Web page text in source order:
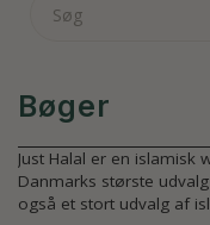
Bøger
Just Halal er en islamisk
Danmarks største
også et stort udvalg af